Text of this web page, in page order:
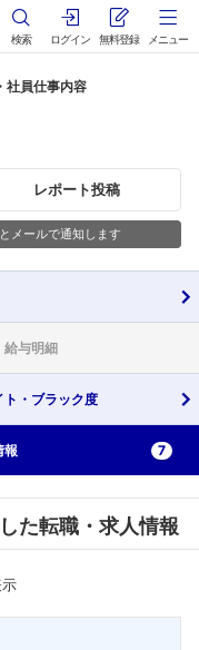
検索 ログイン 無料登録 メニュー
社員仕事内容
レポート投稿
メールで通知します
給与明細
・ ブラック度
報 7
た転職・求人情報